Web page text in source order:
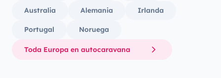
Australia Alemania Irlanda
Portugal Noruega
Toda Europa en autocaravana